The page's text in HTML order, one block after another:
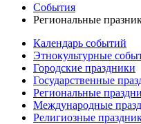
События
Региональные
Календарь событий
Этнокультурные
Городские праздники
Государственные
Региональные
Международные
Религиозные